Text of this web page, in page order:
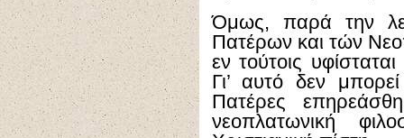
Όμως, παρά την
Πατέρων και τών
εν τούτοις
Γι’ αυτό δεν
Πατέρες
νεοπλατωνική